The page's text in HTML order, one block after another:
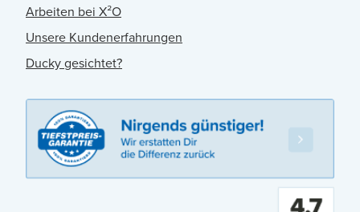
Arbeiten bei X²O
Unsere Kundenerfahrungen
Ducky gesichtet?